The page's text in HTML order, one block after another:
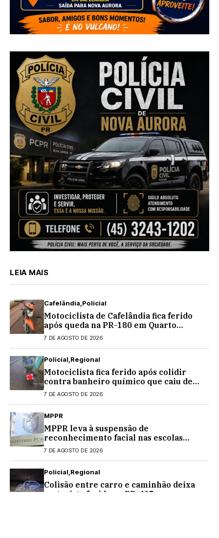
LEIA MAIS
Cafelândia Policial
Motociclista de Cafelândia fica ferido
após queda na PR-180 em Quarto
Centenário
7 DE AGOSTO DE 2026
Policial Regional
Motociclista fica ferido após colidir
contra banheiro químico que caiu de
caminhão na PRC-467, em Cascavel
7 DE AGOSTO DE 2026
MPPR
MPPR leva à suspensão de
reconhecimento facial nas escolas
estaduais
7 DE AGOSTO DE 2026
Policial Regional
Colisão entre carro e caminhão deixa
motorista ferido na PR-495, em